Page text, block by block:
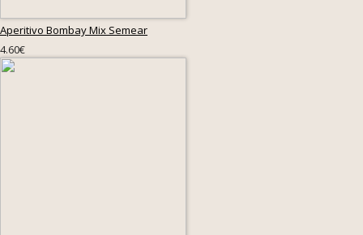
Aperitivo Bombay Mix Semear
4.60€